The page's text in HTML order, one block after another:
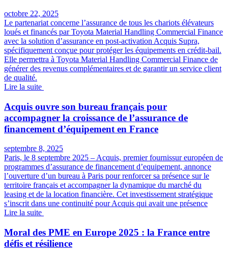
octobre 22, 2025
Le partenariat concerne l’assurance de tous les chariots élévateurs
loués et financés par Toyota Material Handling Commercial Finance
avec la solution d’assurance en post-activation Acquis Supra,
spécifiquement conçue pour protéger les équipements en crédit-bail.
Elle permettra à Toyota Material Handling Commercial Finance de
générer des revenus complémentaires et de garantir un service client
de qualité.
Lire la suite
Acquis ouvre son bureau français pour
accompagner la croissance de l’assurance de
financement d’équipement en France
septembre 8, 2025
Paris, le 8 septembre 2025 – Acquis, premier fournissur européen de
programmes d’assurance de financement d’equipement, annonce
l’ouverture d’un bureau à Paris pour renforcer sa présence sur le
territoire français et accompagner la dynamique du marché du
leasing et de la location financière. Cet investissement stratégique
s’inscrit dans une continuité pour Acquis qui avait une présence
Lire la suite
Moral des PME en Europe 2025 : la France entre
défis et résilience